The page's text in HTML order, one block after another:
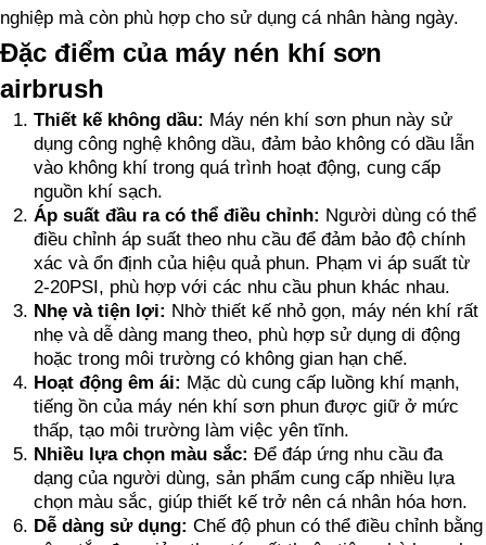
nghiệp mà còn phù hợp cho sử dụng cá nhân hàng ngày.
Đặc điểm của máy nén khí sơn
airbrush
Thiết kế không dầu: Máy nén khí sơn phun này sử
dụng công nghệ không dầu, đảm bảo không có dầu lẫn
vào không khí trong quá trình hoạt động, cung cấp
nguồn khí sạch.
Áp suất đầu ra có thể điều chỉnh: Người dùng có thể
điều chỉnh áp suất theo nhu cầu để đảm bảo độ chính
xác và ổn định của hiệu quả phun. Phạm vi áp suất từ
2-20PSI, phù hợp với các nhu cầu phun khác nhau.
Nhẹ và tiện lợi: Nhờ thiết kế nhỏ gọn, máy nén khí rất
nhẹ và dễ dàng mang theo, phù hợp sử dụng di động
hoặc trong môi trường có không gian hạn chế.
Hoạt động êm ái: Mặc dù cung cấp luồng khí mạnh,
tiếng ồn của máy nén khí sơn phun được giữ ở mức
thấp, tạo môi trường làm việc yên tĩnh.
Nhiều lựa chọn màu sắc: Để đáp ứng nhu cầu đa
dạng của người dùng, sản phẩm cung cấp nhiều lựa
chọn màu sắc, giúp thiết kế trở nên cá nhân hóa hơn.
Dễ dàng sử dụng: Chế độ phun có thể điều chỉnh bằng